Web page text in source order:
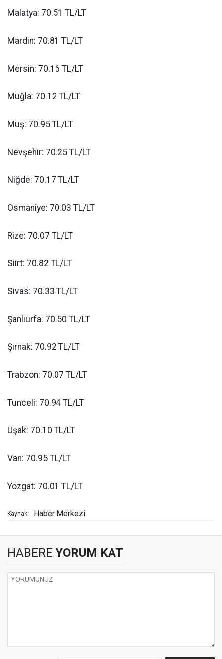
Malatya: 70.51 TL/LT
Mardin: 70.81 TL/LT
Mersin: 70.16 TL/LT
Muğla: 70.12 TL/LT
Muş: 70.95 TL/LT
Nevşehir: 70.25 TL/LT
Niğde: 70.17 TL/LT
Osmaniye: 70.03 TL/LT
Rize: 70.07 TL/LT
Siirt: 70.82 TL/LT
Sivas: 70.33 TL/LT
Şanlıurfa: 70.50 TL/LT
Şırnak: 70.92 TL/LT
Trabzon: 70.07 TL/LT
Tunceli: 70.94 TL/LT
Uşak: 70.10 TL/LT
Van: 70.95 TL/LT
Yozgat: 70.01 TL/LT
Kaynak: Haber Merkezi
HABERE YORUM KAT